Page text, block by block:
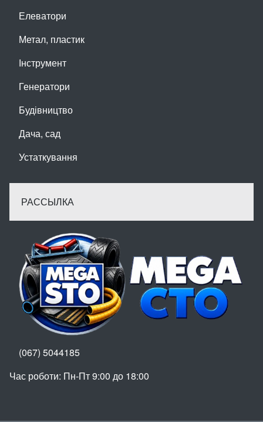
Елеватори
Метал, пластик
Інструмент
Генератори
Будівництво
Дача, сад
Устаткування
РАССЫЛКА
(067) 5044185
Час роботи: Пн-Пт 9:00 до 18:00